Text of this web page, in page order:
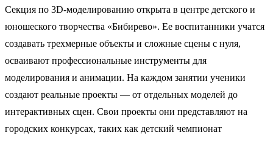
Секция по 3D-моделированию открыта в центре детского и
юношеского творчества «Бибирево». Ее воспитанники учатся
создавать трехмерные объекты и сложные сцены с нуля,
осваивают профессиональные инструменты для
моделирования и анимации. На каждом занятии ученики
создают реальные проекты — от отдельных моделей до
интерактивных сцен. Свои проекты они представляют на
городских конкурсах, таких как детский чемпионат